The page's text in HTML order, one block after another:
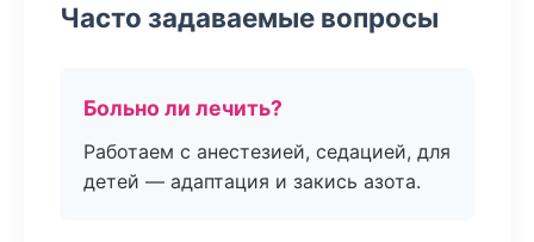
Часто задаваемые вопросы
Больно ли лечить?
Работаем с анестезией, седацией, для
детей — адаптация и закись азота.